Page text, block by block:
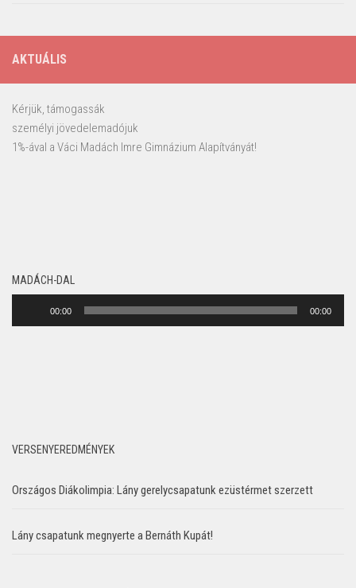
AKTUÁLIS
Kérjük, támogassák
személyi jövedelemadójuk
1%-ával a Váci Madách Imre Gimnázium Alapítványát!
MADÁCH-DAL
00:00 00:00
VERSENYEREDMÉNYEK
Országos Diákolimpia: Lány gerelycsapatunk ezüstérmet szerzett
Lány csapatunk megnyerte a Bernáth Kupát!